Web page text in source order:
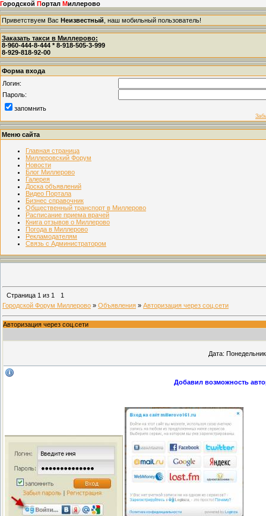
Городской Портал Миллерово
Приветствуем Вас Неизвестный , наш мобильный пользователь!
Заказать такси в Миллерово:
8-960-444-8-444 * 8-918-505-3-999
8-929-818-92-00
Форма входа
Логин:
Пароль:
запомнить
Меню сайта
Главная страница
Миллеровский Форум
Новости
Блог Миллерово
Галерея
Доска объявлений
Видео Портала
Бизнес справочник
Общественный транспорт в Миллерово
Расписание приема врачей
Книга отзывов о Миллерово
Погода в Миллерово
Рекламодателям
Связь с Администратором
Страница 1 из 1
1
Городской Форум Миллерово » Объявления » Авторизация через соц.сети
Авторизация через соц.сети
Дата:
Добавил возможность